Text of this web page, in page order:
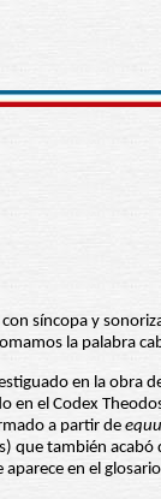
con síncopa y
la palabra
en la obra
en el Codex
a partir de
que también
en el